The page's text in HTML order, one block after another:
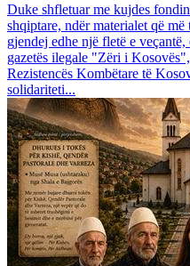
Duke shfletuar me kujdes
shqiptare, ndër materialet që
gjendej edhe një fletë e
gazetës ilegale "Zëri i
Rezistencës Kombëtare të
solidariteti...